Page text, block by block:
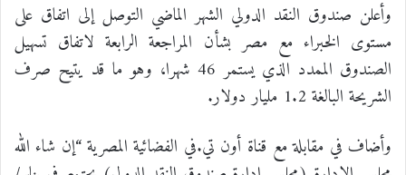
وأعلن صندوق النقد الدولي الشهر الماضي التوصل إلى اتفاق على
مستوى الخبراء مع مصر بشأن المراجعة الرابعة لاتفاق تسهيل
الصندوق الممدد الذي يستمر 46 شهرا، وهو ما قد يتيح صرف
الشريحة البالغة 1.2 مليار دولار.
وأضاف في مقابلة مع قناة أون تي.في الفضائية المصرية “إن شاء الله